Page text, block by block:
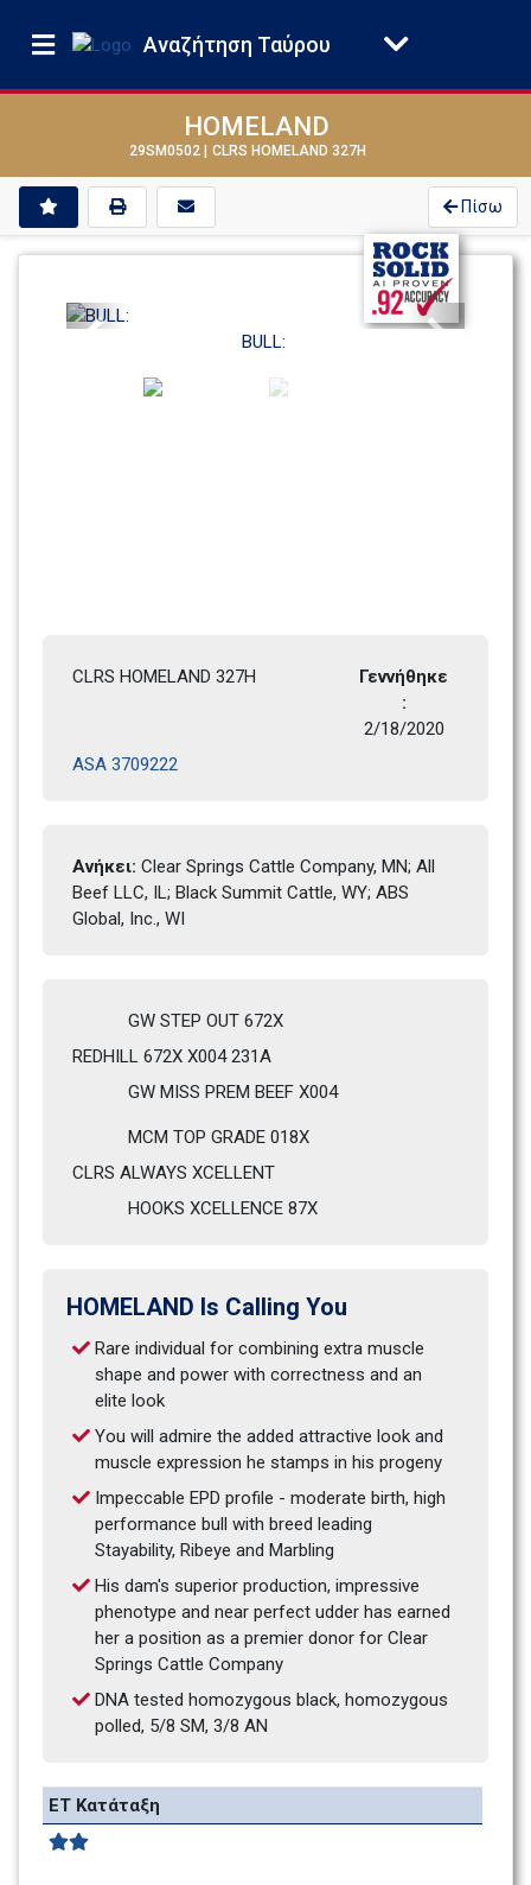
Αναζήτηση Ταύρου
HOMELAND
29SM0502 | CLRS HOMELAND 327H
Πίσω
BULL:
CLRS HOMELAND 327H
Γεννήθηκε
:
2/18/2020
ASA 3709222
Ανήκει: Clear Springs Cattle Company, MN; All
Beef LLC, IL; Black Summit Cattle, WY; ABS
Global, Inc., WI
GW STEP OUT 672X
REDHILL 672X X004 231A
GW MISS PREM BEEF X004
MCM TOP GRADE 018X
CLRS ALWAYS XCELLENT
HOOKS XCELLENCE 87X
HOMELAND Is Calling You
Rare individual for combining extra muscle
shape and power with correctness and an
elite look
You will admire the added attractive look and
muscle expression he stamps in his progeny
Impeccable EPD profile - moderate birth, high
performance bull with breed leading
Stayability, Ribeye and Marbling
His dam's superior production, impressive
phenotype and near perfect udder has earned
her a position as a premier donor for Clear
Springs Cattle Company
DNA tested homozygous black, homozygous
polled, 5/8 SM, 3/8 AN
ΕΤ Κατάταξη